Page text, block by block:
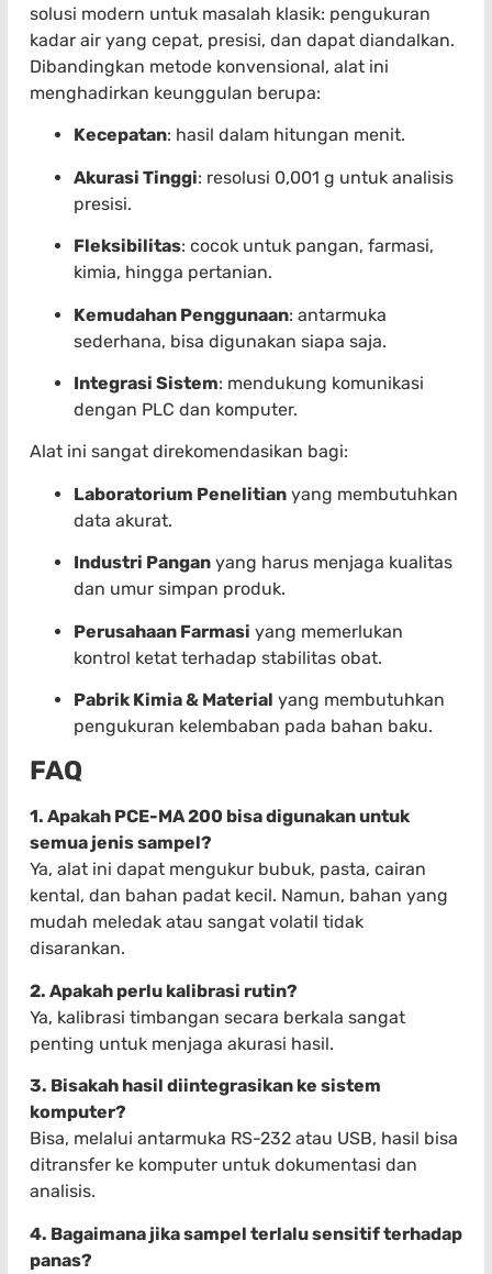
solusi modern untuk masalah klasik: pengukuran
kadar air yang cepat, presisi, dan dapat diandalkan.
Dibandingkan metode konvensional, alat ini
menghadirkan keunggulan berupa:
Kecepatan: hasil dalam hitungan menit.
Akurasi Tinggi: resolusi 0,001 g untuk analisis
presisi.
Fleksibilitas: cocok untuk pangan, farmasi,
kimia, hingga pertanian.
Kemudahan Penggunaan: antarmuka
sederhana, bisa digunakan siapa saja.
Integrasi Sistem: mendukung komunikasi
dengan PLC dan komputer.
Alat ini sangat direkomendasikan bagi:
Laboratorium Penelitian yang membutuhkan
data akurat.
Industri Pangan yang harus menjaga kualitas
dan umur simpan produk.
Perusahaan Farmasi yang memerlukan
kontrol ketat terhadap stabilitas obat.
Pabrik Kimia & Material yang membutuhkan
pengukuran kelembaban pada bahan baku.
FAQ
1. Apakah PCE-MA 200 bisa digunakan untuk
semua jenis sampel?
Ya, alat ini dapat mengukur bubuk, pasta, cairan
kental, dan bahan padat kecil. Namun, bahan yang
mudah meledak atau sangat volatil tidak
disarankan.
2. Apakah perlu kalibrasi rutin?
Ya, kalibrasi timbangan secara berkala sangat
penting untuk menjaga akurasi hasil.
3. Bisakah hasil diintegrasikan ke sistem
komputer?
Bisa, melalui antarmuka RS-232 atau USB, hasil bisa
ditransfer ke komputer untuk dokumentasi dan
analisis.
4. Bagaimana jika sampel terlalu sensitif terhadap
panas?